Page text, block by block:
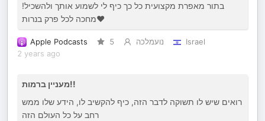
בתור מאפרת מקצועית כל כך כיף לי לשמוע אותך ולהשכיל!
מחכה לכל פרק בנרות❤️
Apple Podcasts 5 נועמלכה
Israel
2 years ago
מעניין ברמות!!
רואים שיש לו תשוקה לדבר הזה, כיף להקשיב לו, הידע שלו ממש
רחב על כל העולם הזה